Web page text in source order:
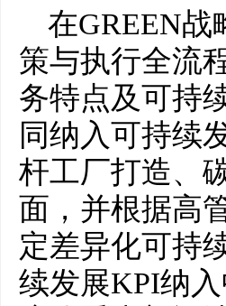
在GREEN战
策与执行全流
务特点及可持
同纳入可持续
杆工厂打造、
面，并根据高
定差异化可持
续发展KPI纳